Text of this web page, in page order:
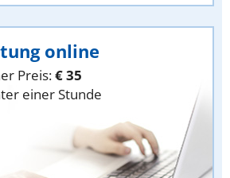
online
Preis:€ 35
einer Stunde